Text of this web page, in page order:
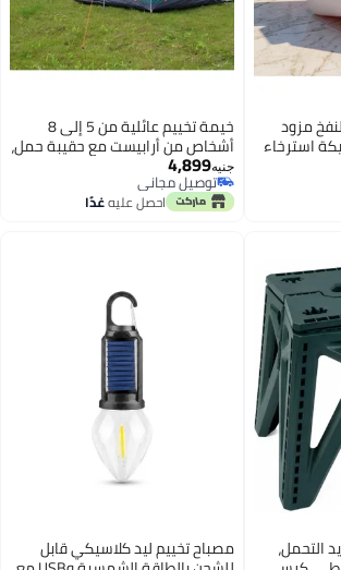
مزود
استرخاء
- مقاس
(منفاخ هدية)
خيمة تخييم عائلية من 5 إلى 8
أشخاص من أرابيست مع حقيبة حمل،
خيمة منبثقة مقاومة للماء والرياح
للمشي لمسافات طويلة وتسلق
الجبال (أزرق)
جنيه4,899
توصيل مجاني
توصيل مجانياحصل عليهغدًا
التحمل، مصباح تخييم ليد كلاسيكي قابل